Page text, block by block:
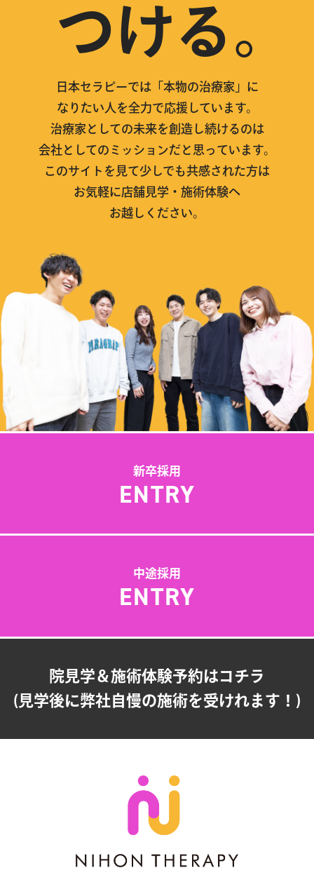
つける。
日本セラピーでは「本物の治療家」に
なりたい人を全力で応援しています。
治療家としての未来を創造し続けるのは
会社としてのミッションだと思っています。
このサイトを見て少しでも共感された方は
お気軽に店舗見学・施術体験へ
お越しください。
新卒採用
ENTRY
中途採用
ENTRY
院見学＆施術体験予約はコチラ
(見学後に弊社自慢の施術を受けれます！)